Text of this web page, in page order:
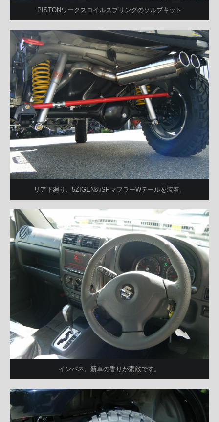
PISTONワークスコイルスプリングのソルブキット
リア下廻り、5ZIGENのSPマフラーWテールを装着。
インパネ。新車の香りが素敵です。